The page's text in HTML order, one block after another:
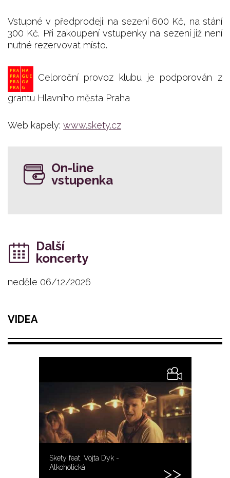
Vstupné v předprodeji: na sezení 600 Kč, na stání
300 Kč. Při zakoupení vstupenky na sezení již není
nutné rezervovat místo.
Celoroční provoz klubu je podporován z
grantu Hlavního města Praha
Web kapely: www.skety.cz
On-line
vstupenka
Další
koncerty
neděle 06/12/2026
VIDEA
Skety feat. Vojta Dyk -
Alkoholická